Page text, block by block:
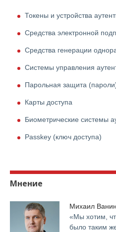
Токены и устройства
Средства электронной
Средства генерации
Системы управления
Парольная защита
Карты доступа
Биометрические системы
Passkey (ключ доступа)
Мнение
Михаил Ванин
«Мы хотим,
было таким